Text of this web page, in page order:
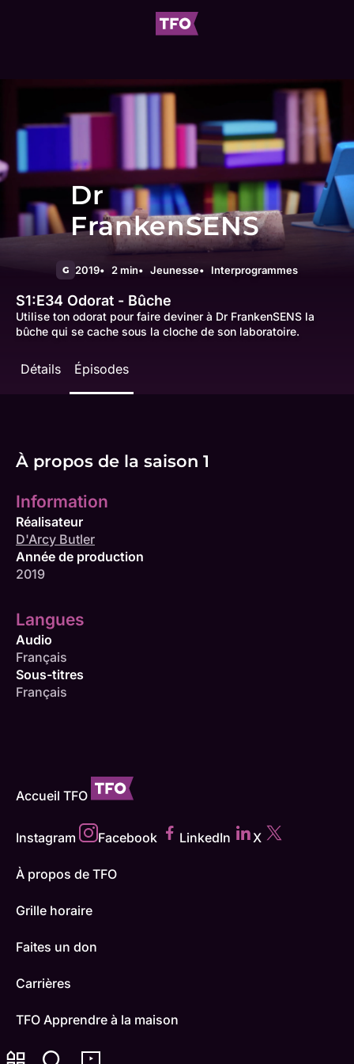
Dr
FrankenSENS
G 2019 2 min Jeunesse Interprogrammes
S1:E34 Odorat - Bûche
Utilise ton odorat pour faire deviner à Dr FrankenSENS la
bûche qui se cache sous la cloche de son laboratoire.
Détails Épisodes
À propos de la saison 1
Information
Réalisateur
D'Arcy Butler
Année de production
2019
Langues
Audio
Français
Sous-titres
Français
Accueil TFO
Instagram Facebook LinkedIn X
À propos de TFO
Grille horaire
Faites un don
Carrières
TFO Apprendre à la maison
Comment nous capter